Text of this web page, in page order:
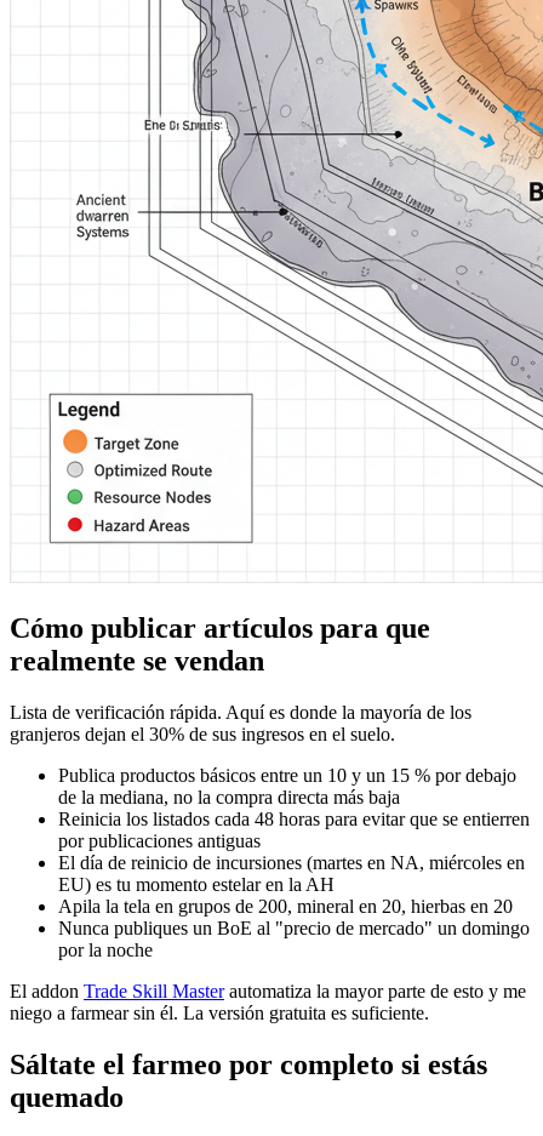
Cómo publicar artículos para que
realmente se vendan
Lista de verificación rápida. Aquí es donde la mayoría de los
granjeros dejan el 30% de sus ingresos en el suelo.
Publica productos básicos entre un 10 y un 15 % por debajo
de la mediana, no la compra directa más baja
Reinicia los listados cada 48 horas para evitar que se entierren
por publicaciones antiguas
El día de reinicio de incursiones (martes en NA, miércoles en
EU) es tu momento estelar en la AH
Apila la tela en grupos de 200, mineral en 20, hierbas en 20
Nunca publiques un BoE al "precio de mercado" un domingo
por la noche
El addon Trade Skill Masterautomatiza la mayor parte de esto y me
niego a farmear sin él. La versión gratuita es suficiente.
Sáltate el farmeo por completo si estás
quemado